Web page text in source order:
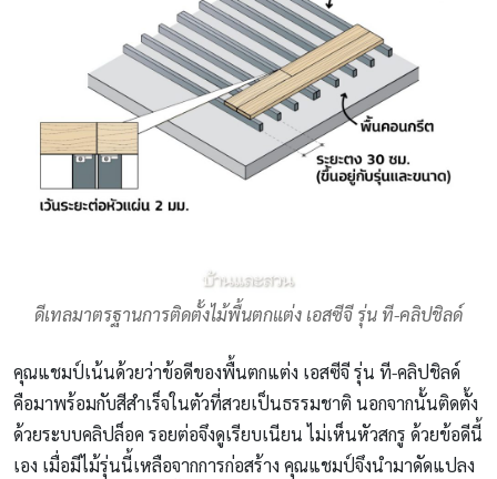
ดีเทลมาตรฐานการติดตั้งไม้พื้นตกแต่ง เอสซีจี รุ่น ที-คลิปชิลด์
คุณแชมป์เน้นด้วยว่าข้อดีของพื้นตกแต่ง เอสซีจี รุ่น ที-คลิปชิลด์
คือมาพร้อมกับสีสำเร็จในตัวที่สวยเป็นธรรมชาติ นอกจากนั้นติดตั้ง
ด้วยระบบคลิปล็อค รอยต่อจึงดูเรียบเนียน ไม่เห็นหัวสกรู ด้วยข้อดีนี้
เอง เมื่อมีไม้รุ่นนี้เหลือจากการก่อสร้าง คุณแชมป์จึงนำมาดัดแปลง